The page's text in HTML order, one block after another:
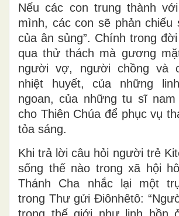
Nếu các con trung thành
mình, các con sẽ phản chiếu
của ân sủng”. Chính trong
qua thử thách mà gương
người vợ, người chồng và
nhiệt huyết, của những
ngoan, của những tu sĩ
cho Thiên Chúa để phục vụ
tỏa sáng.
Khi trả lời câu hỏi người trẻ
sống thế nào trong xã hội
Thánh Cha nhắc lại một
trong Thư gửi Điônhêtô:
trong thế giới như linh hồn